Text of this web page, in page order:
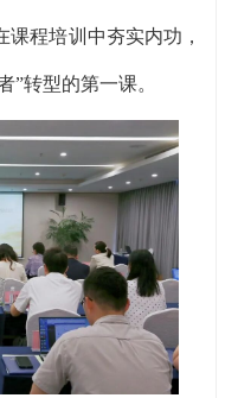
程培训中夯实内功，
”转型的第一课。